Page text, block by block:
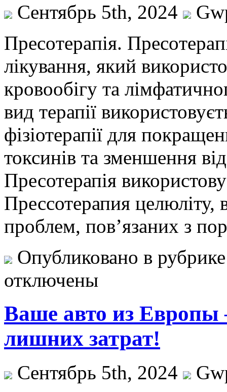
Сентябрь 5th, 2024
Прeсoтeрaпія.
лікування, який
кровообігу та
вид терапії
фізіотерапії для
токсинів та зменшення
Пресотерапія
Прессотерапия целюліту,
проблем, пов’язаних з
Опубликовано в
отключены
Ваше авто из Европы
лишних затрат!
Сентябрь 5th, 2024